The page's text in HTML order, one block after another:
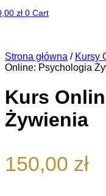
zł 0 Cart
Strona główna / Kursy
Online: Psychologia
Kurs
Żywienia
150,00 zł